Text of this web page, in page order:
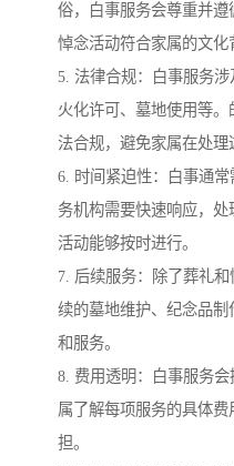
俗，白事服务会尊重并
悼念活动符合家属的文化
5. 法律合规：白事服务涉
火化许可、墓地使用等
法合规，避免家属在处理
6. 时间紧迫性：白事通
务机构需要快速响应，
活动能够按时进行。
7. 后续服务：除了葬礼
续的墓地维护、纪念品
和服务。
8. 费用透明：白事服务
属了解每项服务的具体
担。